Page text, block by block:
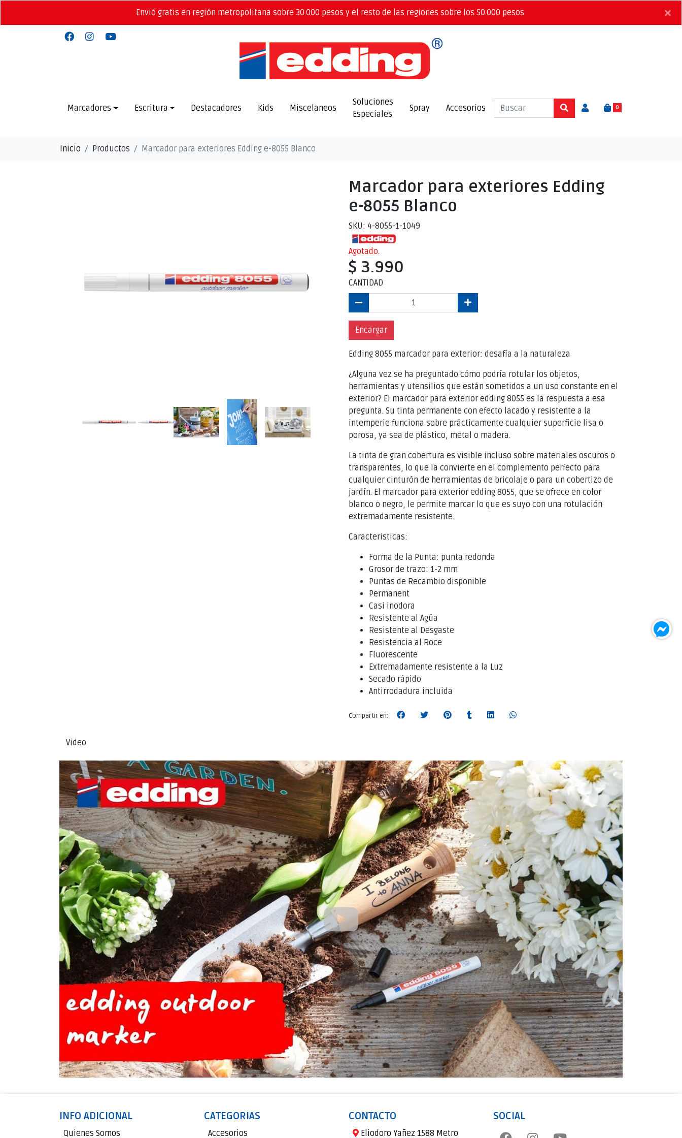
Envió gratis en región metropolitana sobre 30.000 pesos y el resto de las regiones sobre los 50.000 pesos ×
0
Marcadores Escritura Destacadores Kids Miscelaneos
Soluciones
Especiales
Spray Accesorios
Inicio Productos Marcador para exteriores Edding e-8055 Blanco
Marcador para exteriores Edding
e-8055 Blanco
SKU: 4-8055-1-1049
Agotado.
$ 3.990
CANTIDAD
Encargar
Edding 8055 marcador para exterior: desafía a la naturaleza
¿Alguna vez se ha preguntado cómo podría rotular los objetos,
herramientas y utensilios que están sometidos a un uso constante en el
exterior? El marcador para exterior edding 8055 es la respuesta a esa
pregunta. Su tinta permanente con efecto lacado y resistente a la
intemperie funciona sobre prácticamente cualquier superficie lisa o
porosa, ya sea de plástico, metal o madera.
La tinta de gran cobertura es visible incluso sobre materiales oscuros o
transparentes, lo que la convierte en el complemento perfecto para
cualquier cinturón de herramientas de bricolaje o para un cobertizo de
jardín. El marcador para exterior edding 8055, que se ofrece en color
blanco o negro, le permite marcar lo que es suyo con una rotulación
extremadamente resistente.
Caracteristicas:
Forma de la Punta: punta redonda
Grosor de trazo: 1-2 mm
Puntas de Recambio disponible
Permanent
Casi inodora
Resistente al Agúa
Resistente al Desgaste
Resistencia al Roce
Fluorescente
Extremadamente resistente a la Luz
Secado rápido
Antirrodadura incluida
Compartir en:
Video
INFO ADICIONAL
Quienes Somos
CATEGORIAS
Accesorios
CONTACTO
Eliodoro Yañez 1588 Metro
SOCIAL